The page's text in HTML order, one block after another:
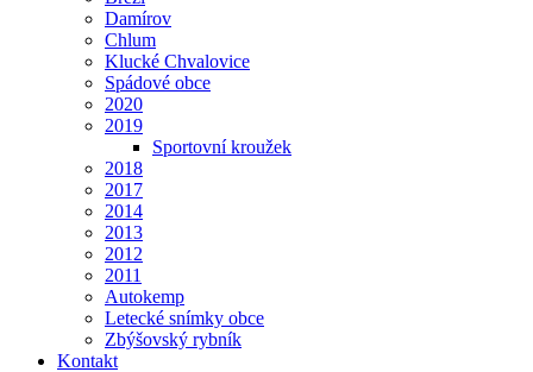
Damírov
Chlum
Klucké Chvalovice
Spádové obce
2020
2019
Sportovní kroužek
2018
2017
2014
2013
2012
2011
Autokemp
Letecké snímky obce
Zbýšovský rybník
Kontakt